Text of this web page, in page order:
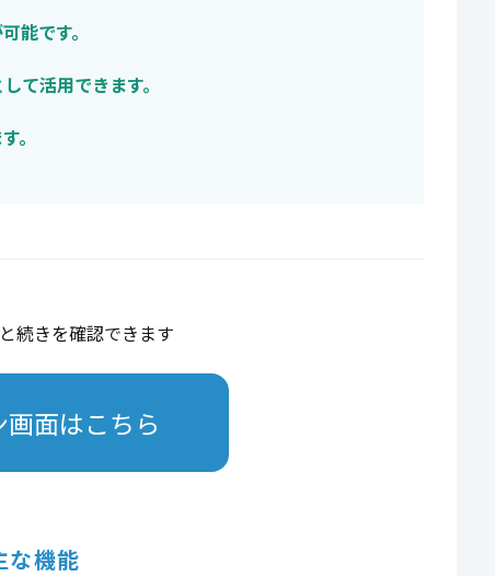
能です。
て活用できます。
。
続きを確認できます
面はこちら
な機能